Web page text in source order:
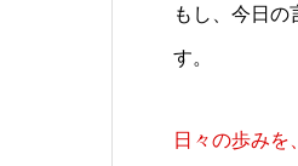
もし、今日
す。
日々の歩みを